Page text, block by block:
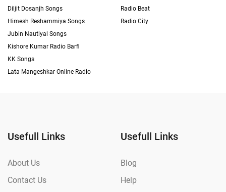
Diljit Dosanjh Songs
Himesh Reshammiya Songs
Jubin Nautiyal Songs
Kishore Kumar Radio Barfi
KK Songs
Lata Mangeshkar Online Radio
Radio Beat
Radio City
Usefull Links
About Us
Contact Us
Usefull Links
Blog
Help